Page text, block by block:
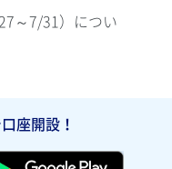
～7/31）につい
座開設！